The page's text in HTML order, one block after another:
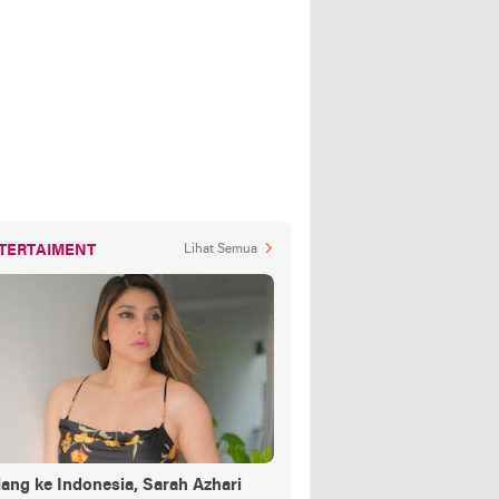
Lihat Semua
ke Indonesia, Sarah Azhari